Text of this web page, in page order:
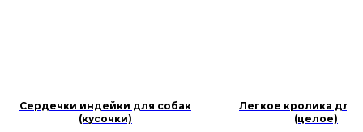
Сердечки индейки для собак
(кусочки)
Легкое кролика для
(целое)